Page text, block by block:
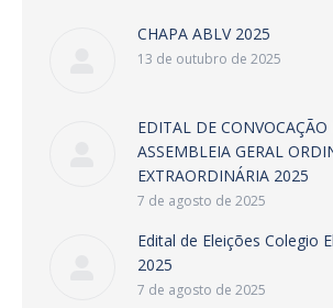
CHAPA ABLV 2025
13 de outubro de 2025
EDITAL DE CONVOCAÇÃO
ASSEMBLEIA GERAL
EXTRAORDINÁRIA 2025
7 de agosto de 2025
Edital de Eleições Colegio
2025
7 de agosto de 2025